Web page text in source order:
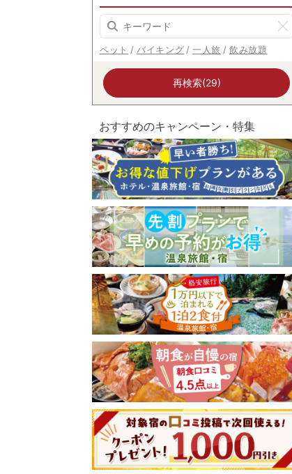
ペット バイキング 一人旅 飲み放題
再検索(29)
おすすめのキャンペーン・特集